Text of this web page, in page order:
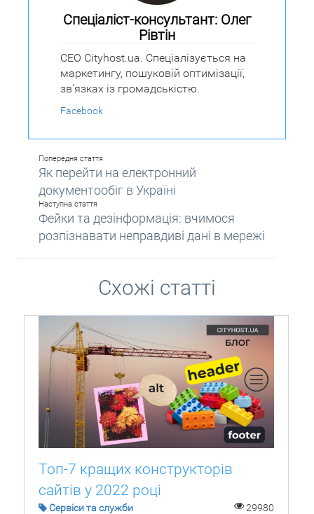
Спеціаліст-консультант: Олег
Рівтін
CEO Cityhost.ua. Спеціалізується на
маркетингу, пошуковій оптимізації,
зв'язках із громадськістю.
Facebook
Попередня стаття
Як перейти на електронний
документообіг в Україні
Наступна стаття
Фейки та дезінформація: вчимося
розпізнавати неправдиві дані в мережі
Схожі статті
Топ-7 кращих конструкторів
сайтів у 2022 році
Сервіси та служби 29980